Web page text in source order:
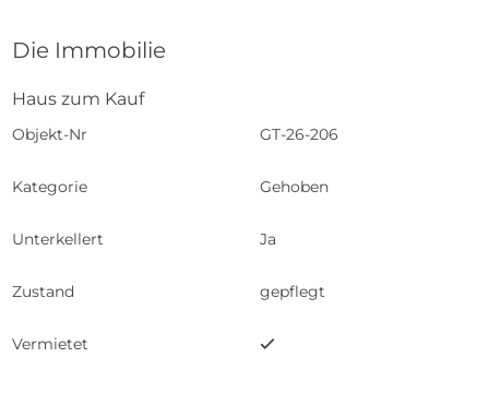
Die Immobilie
Haus zum Kauf
Objekt-Nr GT-26-206
Kategorie Gehoben
Unterkellert Ja
Zustand gepflegt
Vermietet